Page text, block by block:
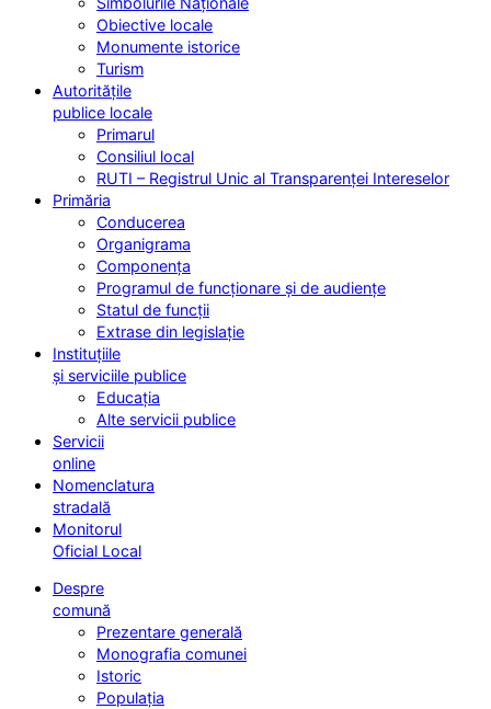
Obiective locale
Monumente istorice
Turism
Autoritățile
publice locale
Primarul
Consiliul local
RUTI – Registrul Unic al Transparenței Intereselor
Primăria
Conducerea
Organigrama
Componența
Programul de funcționare și de audiențe
Statul de funcții
Extrase din legislație
Instituțiile
și serviciile publice
Educația
Alte servicii publice
Servicii
online
Nomenclatura
stradală
Monitorul
Oficial Local
Despre
comună
Prezentare generală
Monografia comunei
Istoric
Populația